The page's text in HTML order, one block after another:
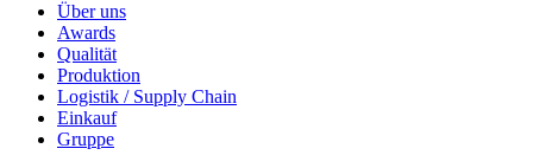
Über uns
Awards
Qualität
Produktion
Logistik / Supply Chain
Einkauf
Gruppe